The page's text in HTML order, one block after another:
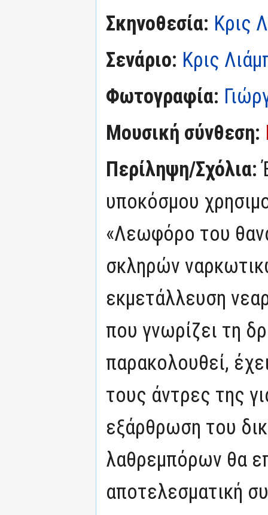
Σκηνοθεσία: Κρις
Σενάριο: Κρις
Φωτογραφία:
Μουσική σύνθεση:
Περίληψη/Σχόλια:
υποκόσμου
«Λεωφόρο του
σκληρών
εκμετάλλευση
που γνωρίζει τη
παρακολουθεί,
τους άντρες της
εξάρθρωση του
λαθρεμπόρων θα
αποτελεσματική